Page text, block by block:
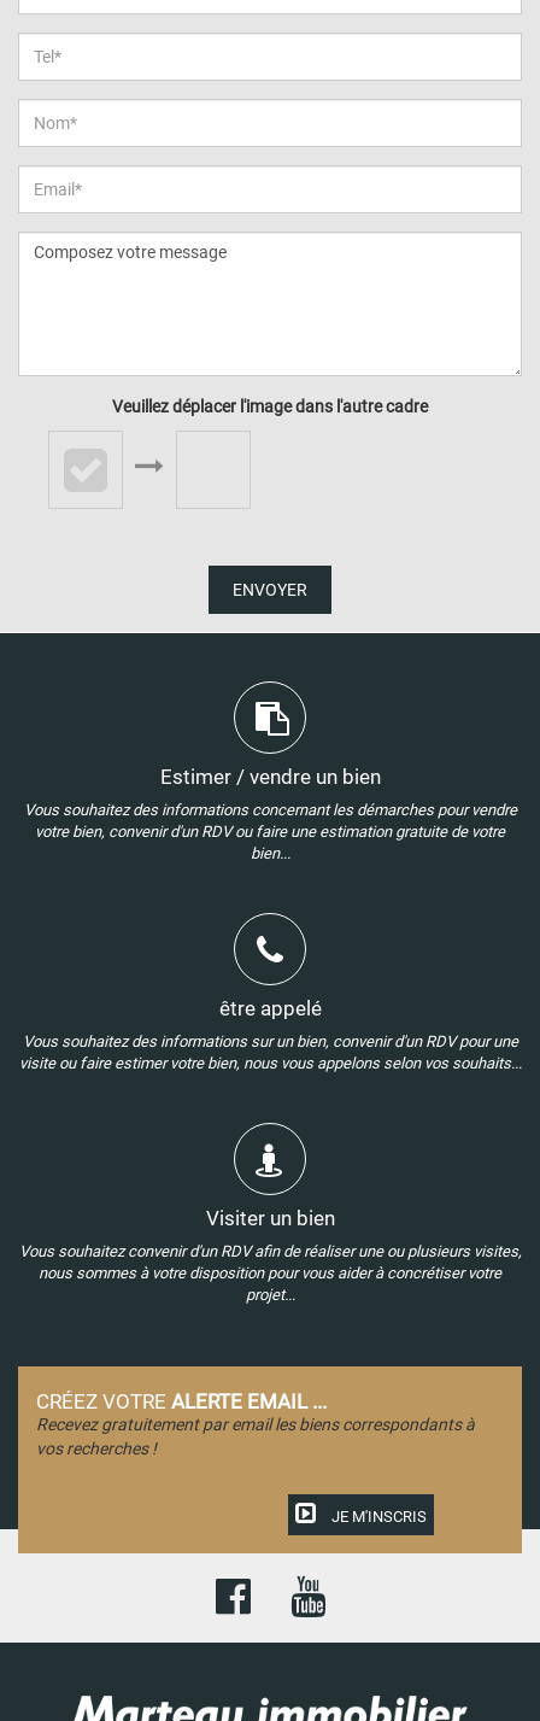
Veuillez déplacer l'image dans l'autre cadre
ENVOYER
Estimer / vendre un bien
Vous souhaitez des informations concernant les démarches pour vendre
votre bien, convenir d'un RDV ou faire une estimation gratuite de votre
bien...
être appelé
Vous souhaitez des informations sur un bien, convenir d'un RDV pour une
visite ou faire estimer votre bien, nous vous appelons selon vos souhaits...
Visiter un bien
Vous souhaitez convenir d'un RDV afin de réaliser une ou plusieurs visites,
nous sommes à votre disposition pour vous aider à concrétiser votre
projet...
CRÉEZ VOTRE ALERTE EMAIL ...
Recevez gratuitement par email les biens correspondants à
vos recherches !
JE M'INSCRIS